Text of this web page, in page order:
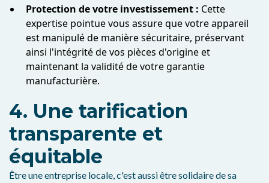
Protection de votre investissement : Cette
expertise pointue vous assure que votre appareil
est manipulé de manière sécuritaire, préservant
ainsi l'intégrité de vos pièces d'origine et
maintenant la validité de votre garantie
manufacturière.
4. Une tarification
transparente et
équitable
Être une entreprise locale, c'est aussi être solidaire de sa